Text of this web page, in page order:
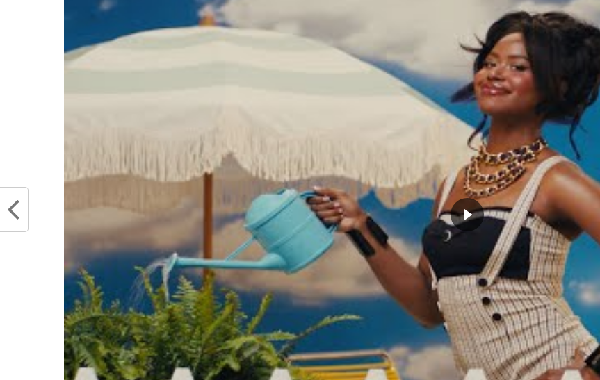
l’espoir de faire partie de cette équipe. Je savais
que si je ne continuais pas à m’entraîner, si je
recevais un appel des Clippers et que je n’étais
pas prêt, je savais que j’aurais des regrets pour le
reste de ma vie. J’ai donc continué à m’entraîner
pour être dans cette position maintenant, je me
sens très chanceux d’être dans cette position,
être avec Dieu, de grands joueurs, être en
position de gagner un titre, ce n’est pas quelque
chose que je prends pour acquis.
«
Au sein d’un groupe à la rotation intérieure assez courte (Green, Zubac
et Harrell se partageaient les minutes jusque là), Noah va avoir
l’occasion de se montrer. Sans doute dans un rôle de mentor, le
vétéran de 35 ans va pouvoir apporter toute son expérience et sa
malice aux Clippers lors de cette fin de saison inédite.